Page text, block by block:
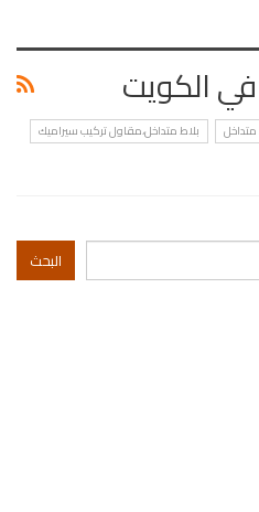
الكويت
متداخل
بلاط متداخل،مقاول تركيب سيراميك
البحث